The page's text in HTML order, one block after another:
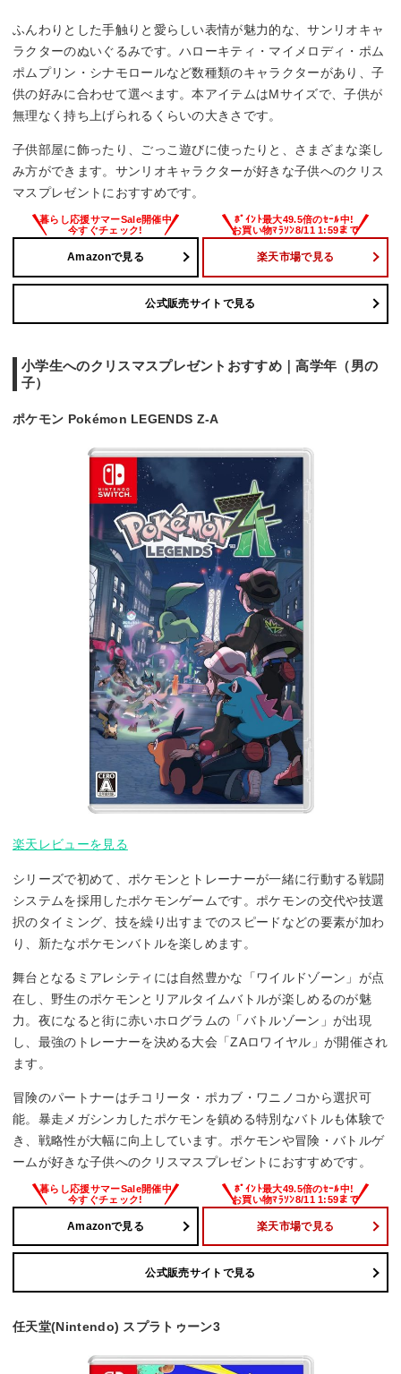
ふんわりとした手触りと愛らしい表情が魅力的な、サンリオキャ
ラクターのぬいぐるみです。ハローキティ・マイメロディ・ポム
ポムプリン・シナモロールなど数種類のキャラクターがあり、子
供の好みに合わせて選べます。本アイテムはMサイズで、子供が
無理なく持ち上げられるくらいの大きさです。
子供部屋に飾ったり、ごっこ遊びに使ったりと、さまざまな楽し
み方ができます。サンリオキャラクターが好きな子供へのクリス
マスプレゼントにおすすめです。
Amazonで見る 楽天市場で見る
公式販売サイトで見る
小学生へのクリスマスプレゼントおすすめ｜高学年（男の
子）
ポケモン Pokémon LEGENDS Z-A
楽天レビューを見る
シリーズで初めて、ポケモンとトレーナーが一緒に行動する戦闘
システムを採用したポケモンゲームです。ポケモンの交代や技選
択のタイミング、技を繰り出すまでのスピードなどの要素が加わ
り、新たなポケモンバトルを楽しめます。
舞台となるミアレシティには自然豊かな「ワイルドゾーン」が点
在し、野生のポケモンとリアルタイムバトルが楽しめるのが魅
力。夜になると街に赤いホログラムの「バトルゾーン」が出現
し、最強のトレーナーを決める大会「ZAロワイヤル」が開催され
ます。
冒険のパートナーはチコリータ・ポカブ・ワニノコから選択可
能。暴走メガシンカしたポケモンを鎮める特別なバトルも体験で
き、戦略性が大幅に向上しています。ポケモンや冒険・バトルゲ
ームが好きな子供へのクリスマスプレゼントにおすすめです。
Amazonで見る 楽天市場で見る
公式販売サイトで見る
任天堂(Nintendo) スプラトゥーン3